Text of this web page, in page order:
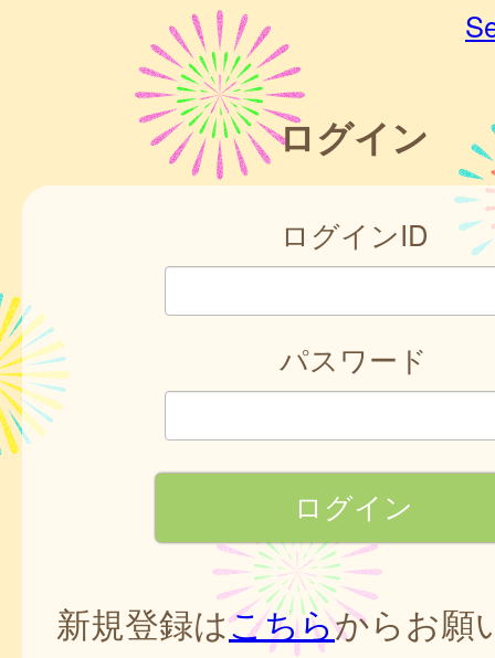
ログイン
ログインID
パスワード
新規登録はこちらからお願